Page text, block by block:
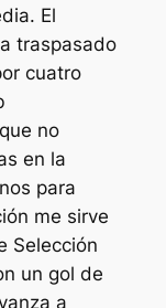
El
traspasado
cuatro
no
en la
para
me sirve
Selección
un gol de
a